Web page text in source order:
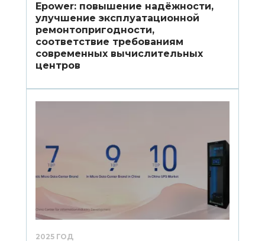
Epower: повышение надёжности,
улучшение эксплуатационной
ремонтопригодности,
соответствие требованиям
современных вычислительных
центров
2025 ГОД